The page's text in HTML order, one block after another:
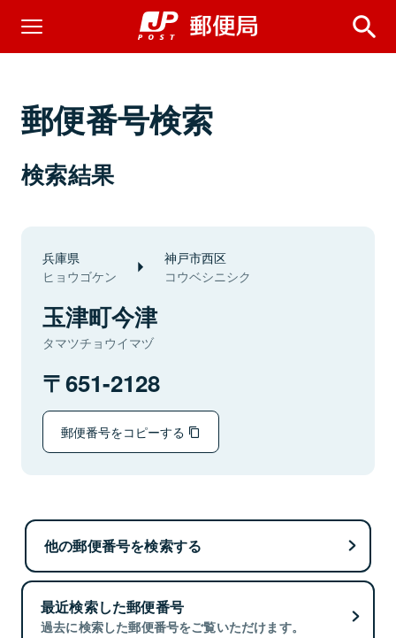
郵便番号検索
検索結果
兵庫県
ヒョウゴケン
神戸市西区
コウベシニシク
玉津町今津
タマツチョウイマヅ
651-2128
郵便番号をコピーする
他の郵便番号を検索する
最近検索した郵便番号
過去に検索した郵便番号をご覧いただけます。